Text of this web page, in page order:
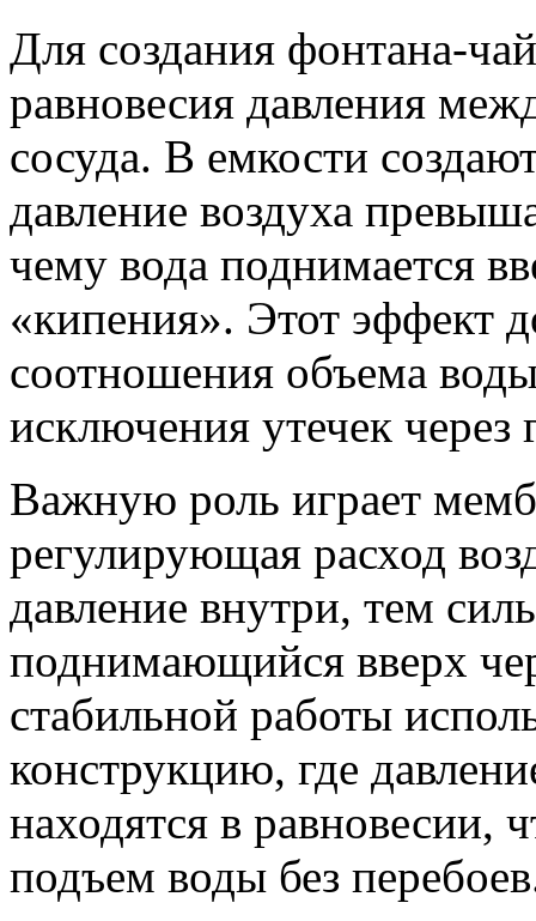
Для создания фонтана-
равновесия давления
сосуда. В емкости
давление воздуха
чему вода поднимается
«кипения». Этот эффект
соотношения объема
исключения утечек через
Важную роль играет
регулирующая расход
давление внутри, тем
поднимающийся вверх
стабильной работы
конструкцию, где
находятся в равновесии,
подъем воды без